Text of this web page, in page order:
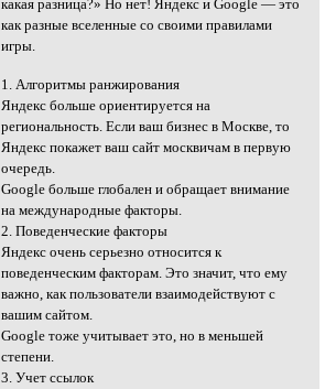
какая разница?» Но нет! Яндекс и Google — это
как разные вселенные со своими правилами
игры.
1. Алгоритмы ранжирования
Яндекс больше ориентируется на
региональность. Если ваш бизнес в Москве, то
Яндекс покажет ваш сайт москвичам в первую
очередь.
Google больше глобален и обращает внимание
на международные факторы.
2. Поведенческие факторы
Яндекс очень серьезно относится к
поведенческим факторам. Это значит, что ему
важно, как пользователи взаимодействуют с
вашим сайтом.
Google тоже учитывает это, но в меньшей
степени.
3. Учет ссылок